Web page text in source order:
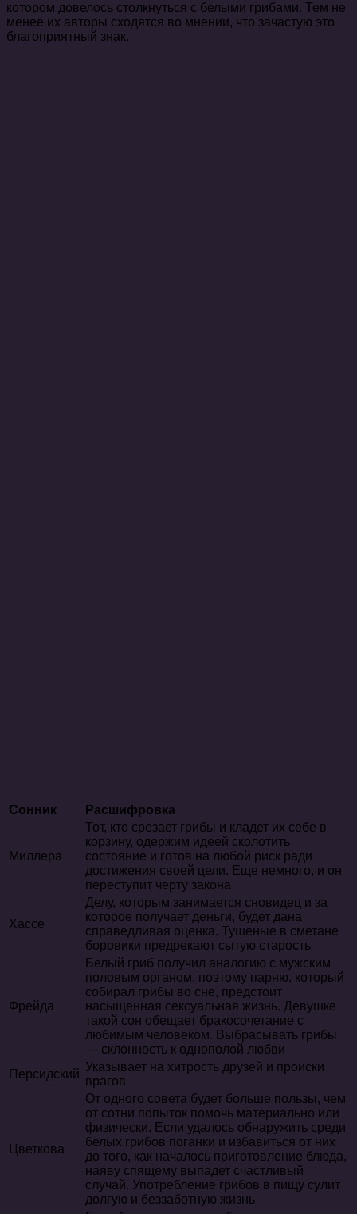
котором довелось столкнуться с белыми грибами. Тем не
менее их авторы сходятся во мнении, что зачастую это
благоприятный знак.
Сонник Расшифровка
Миллера
Тот, кто срезает грибы и кладет их себе в
корзину, одержим идеей сколотить
состояние и готов на любой риск ради
достижения своей цели. Еще немного, и он
переступит черту закона
Хассе
Делу, которым занимается сновидец и за
которое получает деньги, будет дана
справедливая оценка. Тушеные в сметане
боровики предрекают сытую старость
Фрейда
Белый гриб получил аналогию с мужским
половым органом, поэтому парню, который
собирал грибы во сне, предстоит
насыщенная сексуальная жизнь. Девушке
такой сон обещает бракосочетание с
любимым человеком. Выбрасывать грибы
— склонность к однополой любви
Персидский
Указывает на хитрость друзей и происки
врагов
Цветкова
От одного совета будет больше пользы, чем
от сотни попыток помочь материально или
физически. Если удалось обнаружить среди
белых грибов поганки и избавиться от них
до того, как началось приготовление блюда,
наяву спящему выпадет счастливый
случай. Употребление грибов в пищу сулит
долгую и беззаботную жизнь